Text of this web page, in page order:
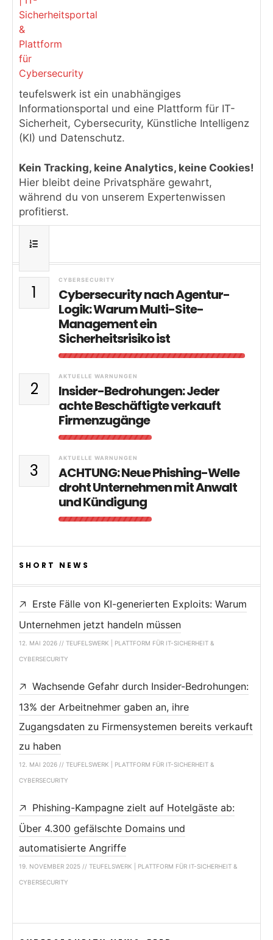
teufelswerk ist ein unabhängiges
Informationsportal und eine Plattform für IT-
Sicherheit, Cybersecurity, Künstliche Intelligenz
(KI) und Datenschutz.
Kein Tracking, keine Analytics, keine Cookies!
Hier bleibt deine Privatsphäre gewahrt,
während du von unserem Expertenwissen
profitierst.
1
CYBERSECURITY
Cybersecurity nach Agentur-
Logik: Warum Multi-Site-
Management ein
Sicherheitsrisiko ist
2
AKTUELLE WARNUNGEN
Insider-Bedrohungen: Jeder
achte Beschäftigte verkauft
Firmenzugänge
3
AKTUELLE WARNUNGEN
ACHTUNG: Neue Phishing-Welle
droht Unternehmen mit Anwalt
und Kündigung
SHORT NEWS
Erste Fälle von KI-generierten Exploits: Warum
Unternehmen jetzt handeln müssen
12. MAI 2026 // TEUFELSWERK | PLATTFORM FÜR IT-SICHERHEIT &
CYBERSECURITY
Wachsende Gefahr durch Insider-Bedrohungen:
13% der Arbeitnehmer gaben an, ihre
Zugangsdaten zu Firmensystemen bereits verkauft
zu haben
12. MAI 2026 // TEUFELSWERK | PLATTFORM FÜR IT-SICHERHEIT &
CYBERSECURITY
Phishing-Kampagne zielt auf Hotelgäste ab:
Über 4.300 gefälschte Domains und
automatisierte Angriffe
19. NOVEMBER 2025 // TEUFELSWERK | PLATTFORM FÜR IT-SICHERHEIT &
CYBERSECURITY